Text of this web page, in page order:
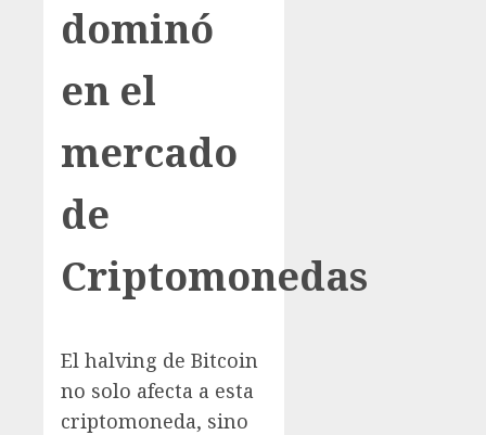
dominó
en el
mercado
de
Criptomonedas
El halving de Bitcoin
no solo afecta a esta
criptomoneda, sino